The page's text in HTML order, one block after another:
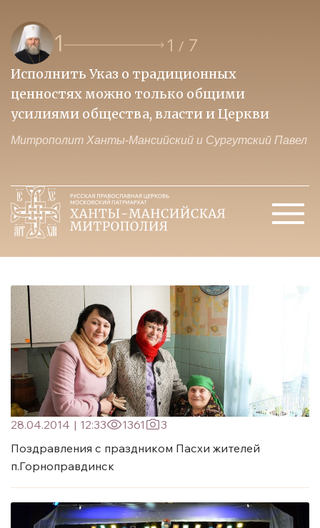
1 1 / 7
Исполнить Указ о традиционных
ценностях можно только общими
усилиями общества, власти и Церкви
Митрополит Ханты-Мансийский и Сургутский Павел
28.04.2014 | 12:33 1361
3
Поздравления с праздником Пасхи жителей
п.Горноправдинск